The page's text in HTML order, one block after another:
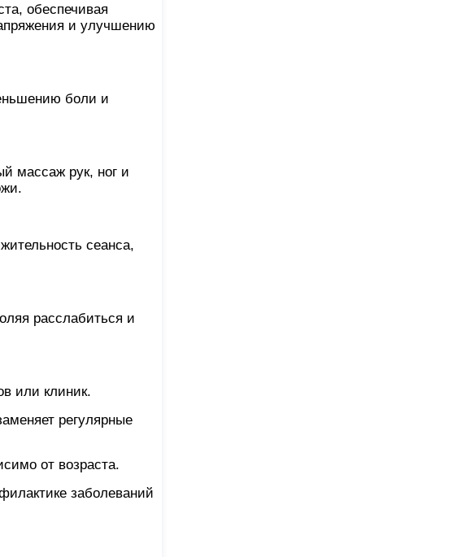
обеспечивая
и улучшению
боли и
массаж рук, ног и
сеанса,
расслабиться и
или клиник.
регулярные
от возраста.
заболеваний